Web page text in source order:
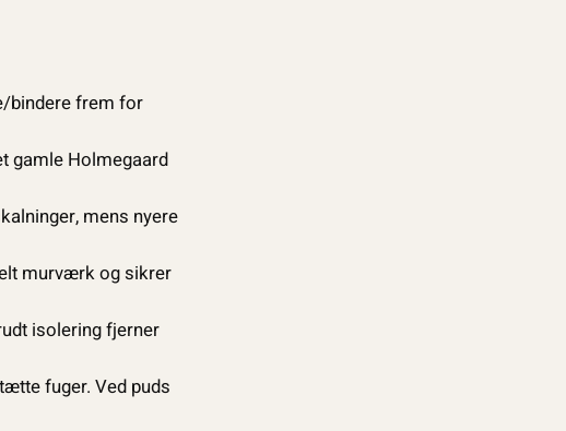
bindere frem for
gamle Holmegaard
mens nyere
murværk og sikrer
isolering fjerner
fuger. Ved puds